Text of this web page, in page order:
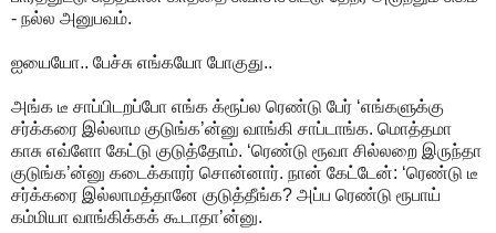
- நல்ல அனுபவம்.
ஐயையோ.. பேச்சு எங்கயோ போகுது..
அங்க டீ சாப்பிடறப்போ எங்க க்ரூப்ல ரெண்டு பேர் ‘எங்களுக்கு
சர்க்கரை இல்லாம குடுங்க’ன்னு வாங்கி சாப்டாங்க. மொத்தமா
காசு எவ்ளோ கேட்டு குடுத்தோம். ‘ரெண்டு ரூவா சில்லறை இருந்தா
குடுங்க’ன்னு கடைக்காரர் சொன்னார். நான் கேட்டேன்: ‘ரெண்டு டீ
சர்க்கரை இல்லாமத்தானே குடுத்தீங்க? அப்ப ரெண்டு ரூபாய்
கம்மியா வாங்கிக்கக் கூடாதா’ன்னு.